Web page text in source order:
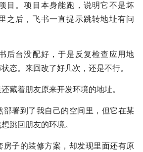
目。项目本身能跑，说明它不是坏
之后，飞书一直提示跳转地址有问
后台没配好，于是反复检查应用地
态。来回改了好几次，还是不行。
藏着朋友原来开发环境的地址。
部署到了我自己的空间里，但它在某
跳回朋友的环境。
房子的装修方案，却发现里面还有原